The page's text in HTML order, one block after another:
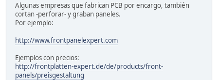
Algunas empresas que fabrican PCB por encargo, también
cortan -perforar- y graban paneles.
Por ejemplo:
http://www.frontpanelexpert.com
Ejemplos con precios:
http://frontplatten-expert.de/de/products/front-
panels/preisgestaltung